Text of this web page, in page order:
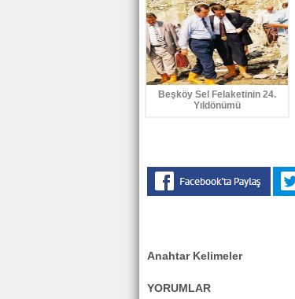
Beşköy Sel Felaketinin 24.
Yıldönümü
Anahtar Kelimeler
YORUMLAR